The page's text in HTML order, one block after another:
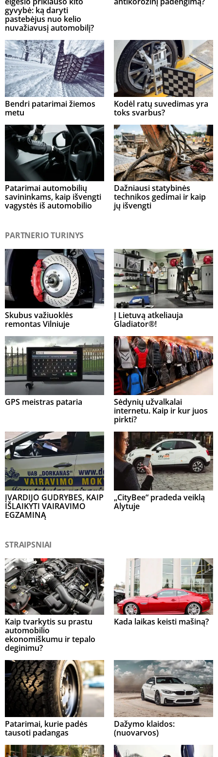
gyvybė: ką daryti
pastebėjus nuo kelio
nuvažiavusį automobilį?
Bendri patarimai žiemos
metu
Kodėl ratų suvedimas yra
toks svarbus?
Patarimai automobilių
savininkams, kaip išvengti
vagystės iš automobilio
Dažniausi statybinės
technikos gedimai ir kaip
jų išvengti
PARTNERIO TURINYS
Skubus važiuoklės
remontas Vilniuje
Į Lietuvą atkeliauja
Gladiator®!
GPS meistras pataria
Sėdynių užvalkalai
internetu. Kaip ir kur juos
pirkti?
ĮVARDIJO GUDRYBES, KAIP
IŠLAIKYTI VAIRAVIMO
EGZAMINĄ
„CityBee“ pradeda veiklą
Alytuje
STRAIPSNIAI
Kaip tvarkytis su prastu
automobilio
ekonomiškumu ir tepalo
deginimu?
Kada laikas keisti mašiną?
Patarimai, kurie padės
tausoti padangas
Dažymo klaidos:
(nuovarvos)